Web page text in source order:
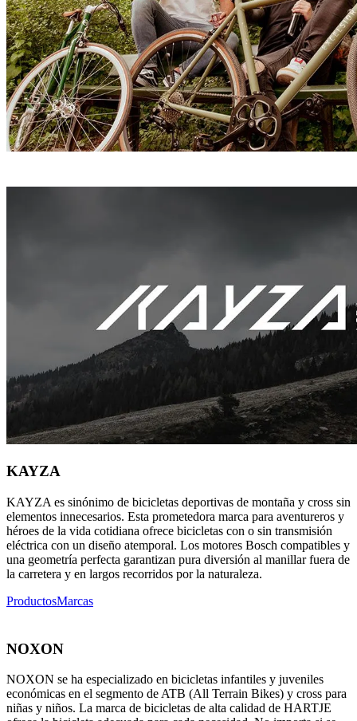
KAYZA
KAYZA es sinónimo de bicicletas deportivas de montaña y cross sin
elementos innecesarios. Esta prometedora marca para aventureros y
héroes de la vida cotidiana ofrece bicicletas con o sin transmisión
eléctrica con un diseño atemporal. Los motores Bosch compatibles y
una geometría perfecta garantizan pura diversión al manillar fuera de
la carretera y en largos recorridos por la naturaleza.
ProductosMarcas
NOXON
NOXON se ha especializado en bicicletas infantiles y juveniles
económicas en el segmento de ATB (All Terrain Bikes) y cross para
niñas y niños. La marca de bicicletas de alta calidad de HARTJE